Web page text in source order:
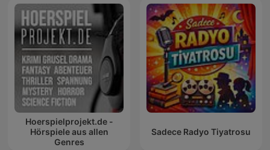
Hoerspielprojekt.de -
Hörspiele aus allen
Genres
Sadece Radyo Tiyatrosu